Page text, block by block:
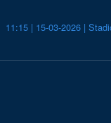
11:15 | 15-03-2026 |